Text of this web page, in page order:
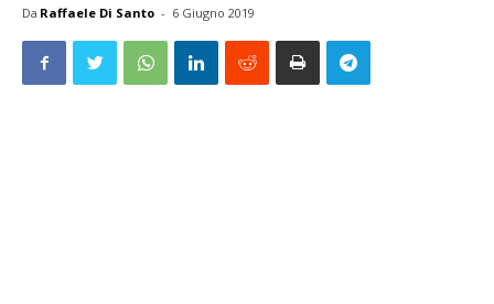
Da Raffaele Di Santo - 6 Giugno 2019